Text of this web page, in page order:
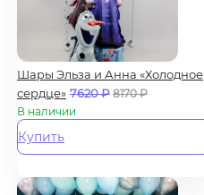
Шары Эльза и Анна «Холодное
сердце» 7620₽ 8170₽
В наличии
Купить